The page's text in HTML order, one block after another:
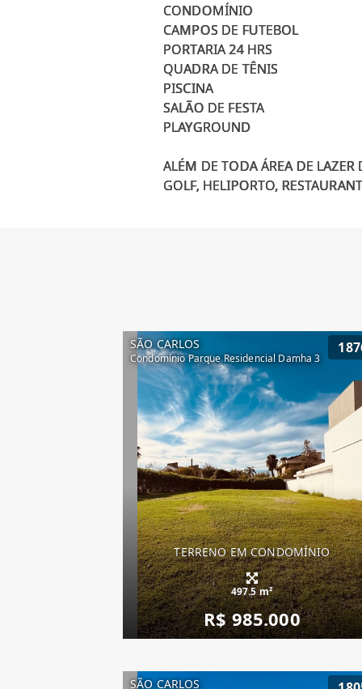
CONDOMÍNIO
CAMPOS DE FUTEBOL
PORTARIA 24 HRS
QUADRA DE TÊNIS
PISCINA
SALÃO DE FESTA
PLAYGROUND
ALÉM DE TODA ÁREA DE
SÃO CARLOS
Condomínio Parque Residencial Damha 3
TERRENO EM CONDOMÍNIO
497.5 m²
R$ 985.000
SÃO CARLOS